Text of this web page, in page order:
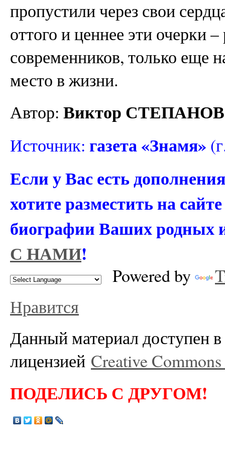
пропустили через свои
оттого и ценнее эти очерки
современников, только еще
место в жизни.
Автор: Виктор СТЕПАНОВ
Источник: газета «Знамя»
Если у Вас есть
хотите разместить на
биографии Ваших родных
С НАМИ!
Powered by
Нравится
Данный материал доступен в
лицензией Creative
ПОДЕЛИСЬ С ДРУГОМ!